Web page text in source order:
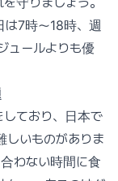
7時〜18時、週
ュールよりも優
ており、日本で
いものがありま
わない時間に食